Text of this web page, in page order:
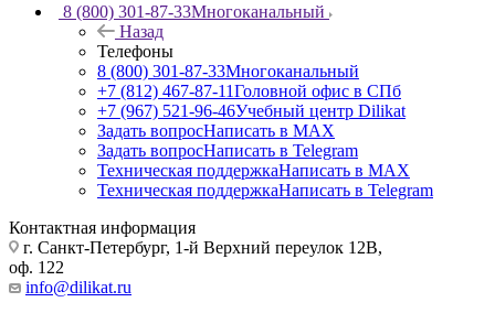
8 (800) 301-87-33Многоканальный
Назад
Телефоны
8 (800) 301-87-33Многоканальный
+7 (812) 467-87-11Головной офис в СПб
+7 (967) 521-96-46Учебный центр Dilikat
Задать вопросНаписать в MAX
Задать вопросНаписать в Telegram
Техническая поддержкаНаписать в MAX
Техническая поддержкаНаписать в Telegram
Контактная информация
г. Санкт-Петербург, 1-й Верхний переулок 12В,
оф. 122
info@dilikat.ru